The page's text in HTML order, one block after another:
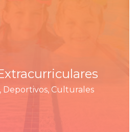
Deportivos, Culturales